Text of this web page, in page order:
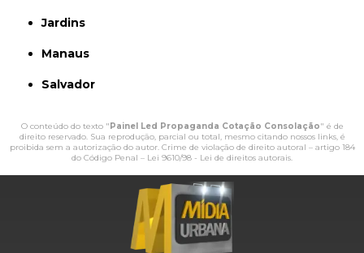
Jardins
Manaus
Salvador
O conteúdo do texto " Painel Led Propaganda Cotação Consolação" é de
direito reservado. Sua reprodução, parcial ou total, mesmo citando nossos links, é
proibida sem a autorização do autor. Crime de violação de direito autoral – artigo 184
do Código Penal – Lei 9610/98 - Lei de direitos autorais.